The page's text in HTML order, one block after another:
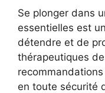
Se plonger dans
essentielles est
détendre et de
thérapeutiques
en toute sécurité